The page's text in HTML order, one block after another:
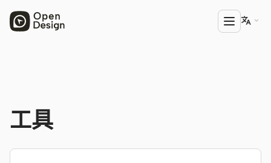
HTML Anything

工具